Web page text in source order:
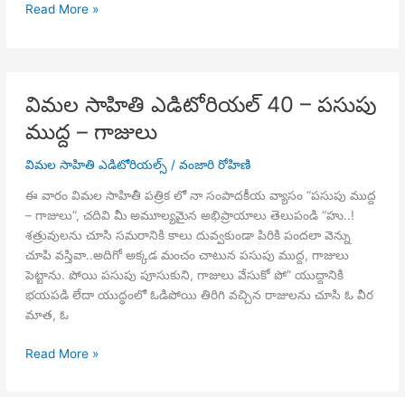
విమల
షడ్రుచుల
ఈద్
ముబారక్
Read More »
విమల సాహితి ఎడిటోరియల్ 40 – పసుపు
ముద్ద – గాజులు
విమల సాహితి ఎడిటోరియల్స్ / వంజారి రోహిణి
ఈ వారం విమల సాహితీ పత్రిక లో నా సంపాదకీయ వ్యాసం “పసుపు ముద్ద
– గాజులు”, చదివి మీ అమూల్యమైన అభిప్రాయాలు తెలుపండి “హు..!
శత్రువులను చూసి సమరానికి కాలు దువ్వకుండా పిరికి పందలా వెన్ను
చూపి వస్తివా..అదిగో అక్కడ మంచం చాటున పసుపు ముద్ద, గాజులు
పెట్టాను. పోయి పసుపు పూసుకుని, గాజులు వేసుకో పో” యుద్దానికి
భయపడి లేదా యుద్ధంలో ఓడిపోయి తిరిగి వచ్చిన రాజులను చూసి ఓ వీర
మాత, ఓ
విమల
Read More »